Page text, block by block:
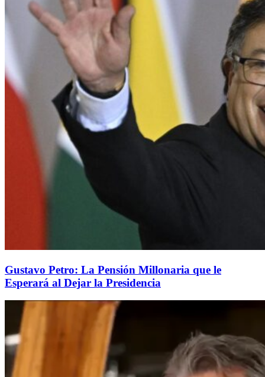
Gustavo Petro: La Pensión Millonaria que le
Esperará al Dejar la Presidencia